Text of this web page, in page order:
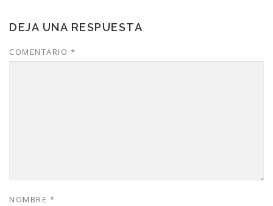
DEJA UNA RESPUESTA
COMENTARIO *
NOMBRE *